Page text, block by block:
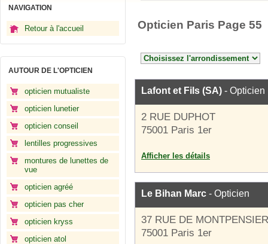
NAVIGATION
Retour à l'accueil
AUTOUR DE L'OPTICIEN
opticien mutualiste
opticien lunetier
opticien conseil
lentilles progressives
montures de lunettes de
vue
opticien agréé
opticien pas cher
opticien kryss
opticien atol
Opticien Paris Page 55
Lafont et Fils (SA) - Opticien
2 RUE DUPHOT
75001 Paris 1er
Afficher les détails
Le Bihan Marc - Opticien
37 RUE DE MONTPENSIER
75001 Paris 1er